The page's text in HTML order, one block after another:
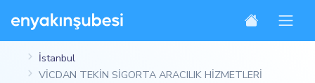
İstanbul
VİCDAN TEKİN SİGORTA ARACILIK HİZMETLERİ